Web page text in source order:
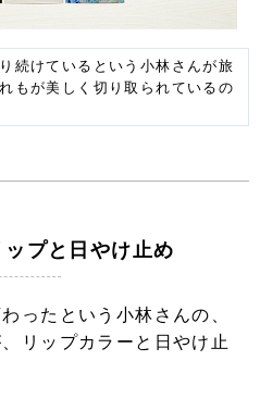
続けているという小林さんが旅
もが美しく切り取られているの
プと日やけ止め
ったという小林さんの、
リップカラーと日やけ止